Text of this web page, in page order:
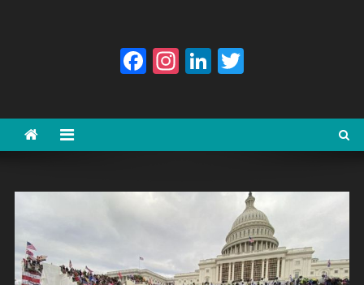
Facebook
Instagram
LinkedIn